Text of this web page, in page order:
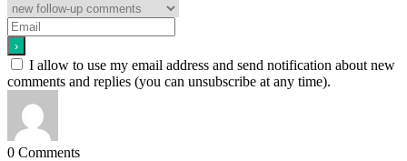
I allow to use my email address and send notification about new
comments and replies (you can unsubscribe at any time).
0 Comments